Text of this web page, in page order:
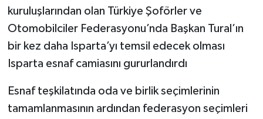
kuruluşlarından olan Türkiye Şoförler ve
Otomobilciler Federasyonu’nda Başkan Tural’ın
bir kez daha Isparta’yı temsil edecek olması
Isparta esnaf camiasını gururlandırdı
Esnaf teşkilatında oda ve birlik seçimlerinin
tamamlanmasının ardından federasyon seçimleri